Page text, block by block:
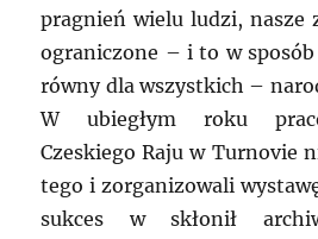
pragnień wielu ludzi, nasze
ograniczone – i to w
równy dla wszystkich –
W ubiegłym roku
Czeskiego Raju w Turnovie
tego i zorganizowali
sukces w skłonił